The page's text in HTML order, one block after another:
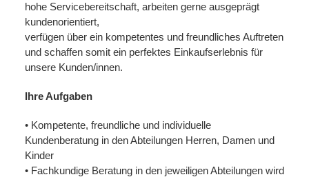
hohe Servicebereitschaft, arbeiten gerne ausgeprägt
kundenorientiert,
verfügen über ein kompetentes und freundliches Auftreten
und schaffen somit ein perfektes Einkaufserlebnis für
unsere Kunden/innen.
Ihre Aufgaben
• Kompetente, freundliche und individuelle
Kundenberatung in den Abteilungen Herren, Damen und
Kinder
• Fachkundige Beratung in den jeweiligen Abteilungen wird